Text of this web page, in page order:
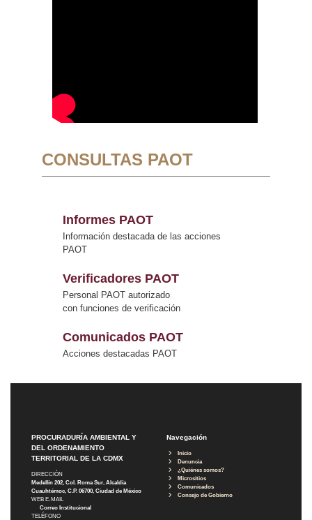
CONSULTAS PAOT
Informes PAOT
Información destacada de las acciones
PAOT
Verificadores PAOT
Personal PAOT autorizado
con funciones de verificación
Comunicados PAOT
Acciones destacadas PAOT
PROCURADURÍA AMBIENTAL Y
DEL ORDENAMIENTO
TERRITORIAL DE LA CDMX
DIRECCIÓN
Medellín 202, Col. Roma Sur, Alcaldía
Cuauhtémoc, C.P. 06700, Ciudad de México
WEB E-MAIL
Correo Institucional
TELÉFONO
Navegación
Inicio
Denuncia
¿Quiénes somos?
Micrositios
Comunicados
Consejo de Gobierno